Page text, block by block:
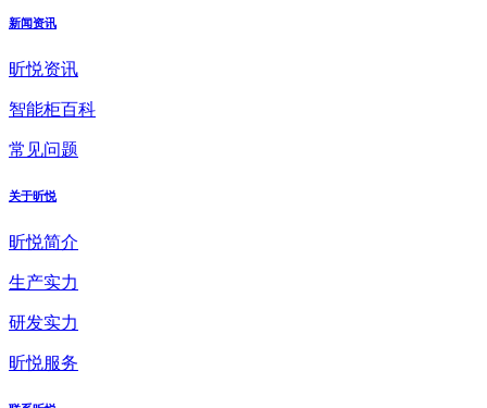
新闻资讯
昕悦资讯
智能柜百科
常见问题
关于昕悦
昕悦简介
生产实力
研发实力
昕悦服务